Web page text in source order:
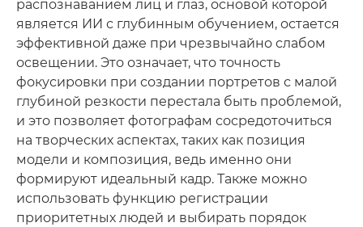
распознаванием лиц и глаз, основой которой
является ИИ с глубинным обучением, остается
эффективной даже при чрезвычайно слабом
освещении. Это означает, что точность
фокусировки при создании портретов с малой
глубиной резкости перестала быть проблемой,
и это позволяет фотографам сосредоточиться
на творческих аспектах, таких как позиция
модели и композиция, ведь именно они
формируют идеальный кадр. Также можно
использовать функцию регистрации
приоритетных людей и выбирать порядок